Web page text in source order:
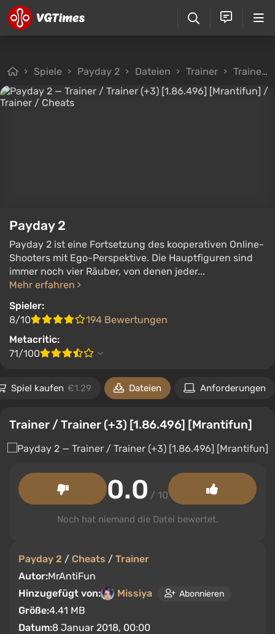
Spiele Payday 2 Dateien Trainer Trainer / Trainer (+3) [1.86.496] [Mrantifun]
Payday 2
Payday 2 ist eine Fortsetzung des kooperativen Online-
Shooters mit Ego-Perspektive. Die Hauptfiguren sind
immer noch vier Räuber, von denen jeder...
Mehr erfahren
Spieler:
8/10
194 Bewertungen
Metacritic:
71/100
Spiel kaufen €1.29 Dateien Anforderungen
Trainer / Trainer (+3) [1.86.496] [Mrantifun]
Payday 2 / Cheats / Trainer
Autor:MrAntiFun
Hinzugefügt von:
Missiya Abonnieren
Größe:4.41 MB
Datum:8 Januar 2018, 00:00
0.0 / 10
Noch hat niemand die Datei bewertet.